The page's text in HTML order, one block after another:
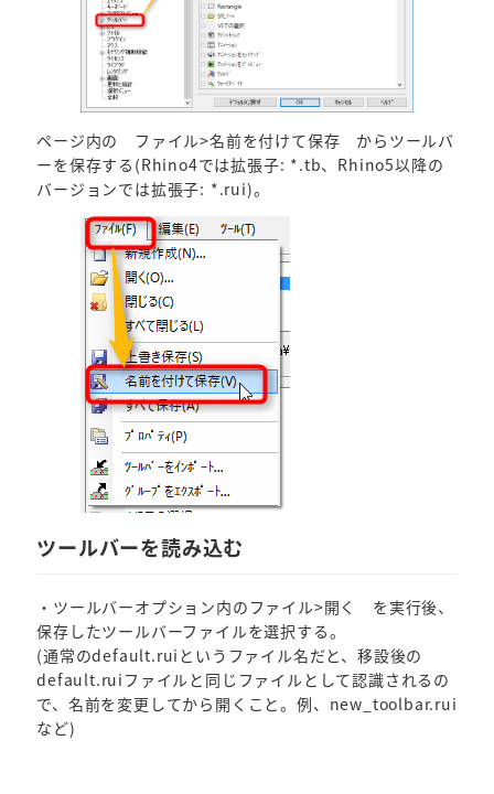
ページ内の ファイル>名前を付けて保存 からツールバ
ーを保存する(Rhino4では拡張子: *.tb、Rhino5以降の
バージョンでは拡張子: *.rui)。
ツールバーを読み込む
・ツールバーオプション内のファイル>開く を実行後、
保存したツールバーファイルを選択する。
(通常のdefault.ruiというファイル名だと、移設後の
default.ruiファイルと同じファイルとして認識されるの
で、名前を変更してから開くこと。例、new_toolbar.rui
など)